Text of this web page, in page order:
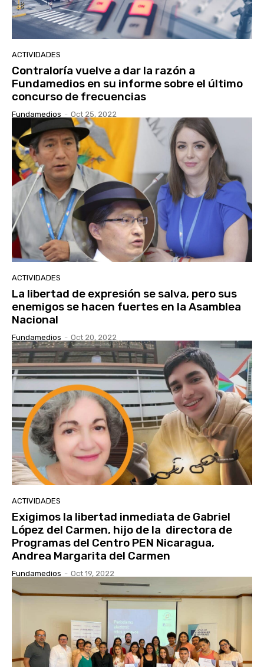
ACTIVIDADES
Contraloría vuelve a dar la razón a
Fundamedios en su informe sobre el último
concurso de frecuencias
Fundamedios - Oct 25, 2022
ACTIVIDADES
La libertad de expresión se salva, pero sus
enemigos se hacen fuertes en la Asamblea
Nacional
Fundamedios - Oct 20, 2022
ACTIVIDADES
Exigimos la libertad inmediata de Gabriel
López del Carmen, hijo de la directora de
Programas del Centro PEN Nicaragua,
Andrea Margarita del Carmen
Fundamedios - Oct 19, 2022